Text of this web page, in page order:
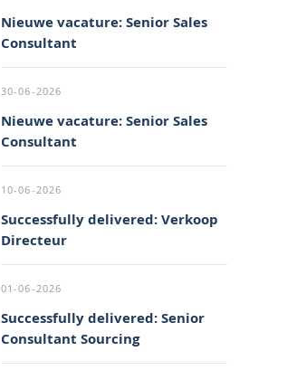
Nieuwe vacature: Senior Sales
Consultant
30-06-2026
Nieuwe vacature: Senior Sales
Consultant
10-06-2026
Successfully delivered: Verkoop
Directeur
01-06-2026
Successfully delivered: Senior
Consultant Sourcing